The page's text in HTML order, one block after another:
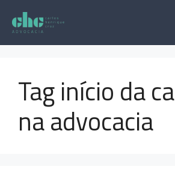
para
conteúdo
Tag início da
na advocacia